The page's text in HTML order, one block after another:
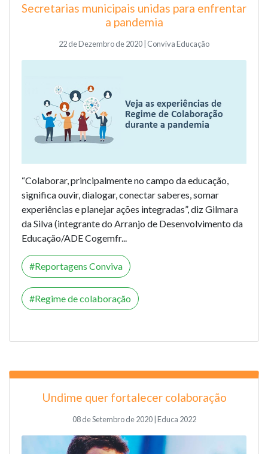
Secretarias municipais unidas para enfrentar
a pandemia
22 de Dezembro de 2020 | Conviva Educação
“Colaborar, principalmente no campo da educação,
significa ouvir, dialogar, conectar saberes, somar
experiências e planejar ações integradas”, diz Gilmara
da Silva (integrante do Arranjo de Desenvolvimento da
Educação/ADE Cogemfr...
Reportagens Conviva
Regime de colaboração
Undime quer fortalecer colaboração
08 de Setembro de 2020 | Educa 2022